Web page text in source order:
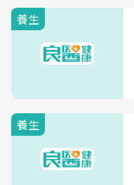
養生
養生